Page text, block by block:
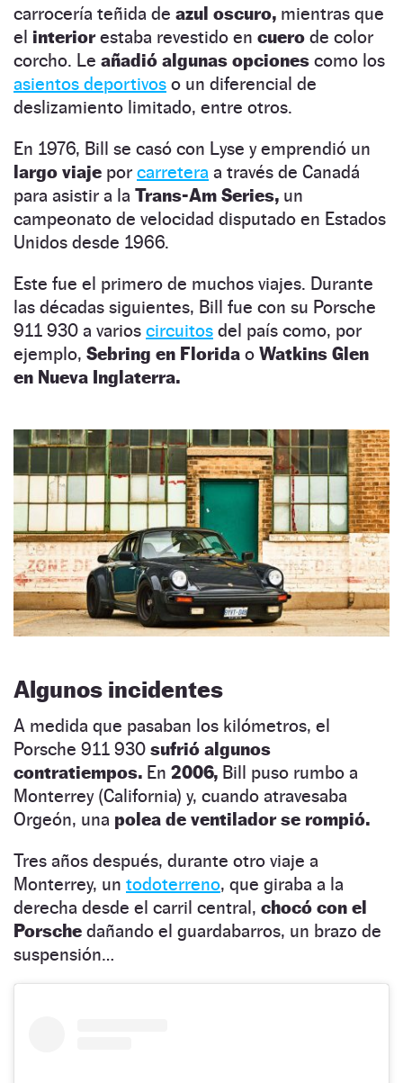
carrocería teñida de azul oscuro, mientras que
el interiorestaba revestido en cuero de color
corcho. Le añadió algunas opciones como los
asientos deportivos o un diferencial de
deslizamiento limitado, entre otros.
En 1976, Bill se casó con Lyse y emprendió un
largo viaje por carretera a través de Canadá
para asistir a la Trans-Am Series, un
campeonato de velocidad disputado en Estados
Unidos desde 1966.
Este fue el primero de muchos viajes. Durante
las décadas siguientes, Bill fue con su Porsche
911 930 a varios circuitos del país como, por
ejemplo, Sebring en Florida o Watkins Glen
en Nueva Inglaterra.
Algunos incidentes
A medida que pasaban los kilómetros, el
Porsche 911 930 sufrió algunos
contratiempos. En 2006, Bill puso rumbo a
Monterrey (California) y, cuando atravesaba
Orgeón, una polea de ventilador se rompió.
Tres años después, durante otro viaje a
Monterrey, un todoterreno, que giraba a la
derecha desde el carril central, chocó con el
Porsche dañando el guardabarros, un brazo de
suspensión…